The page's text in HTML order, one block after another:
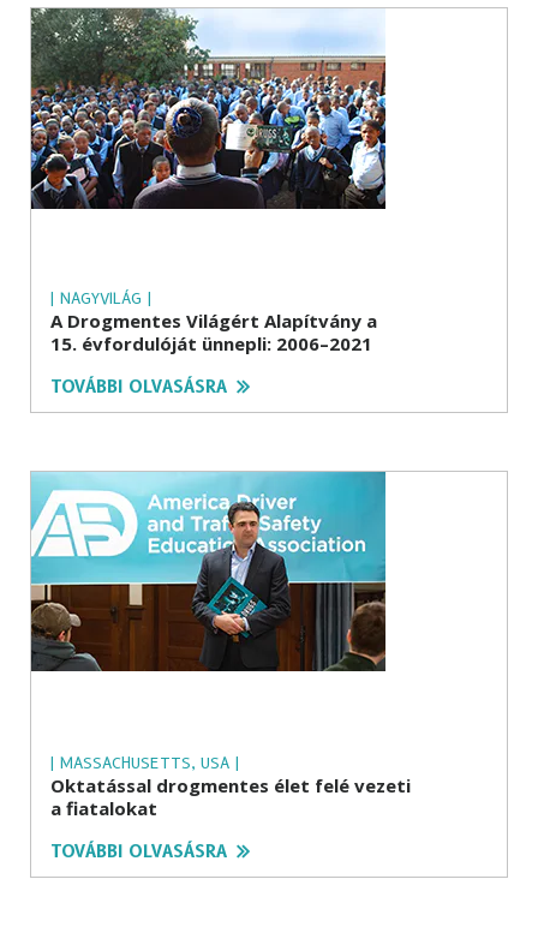
| NAGYVILÁG |
A Drogmentes Világért Alapítvány a
15. évfordulóját ünnepli: 2006–2021
TOVÁBBI OLVASÁSRA
| MASSACHUSETTS, USA |
Oktatással drogmentes élet felé vezeti
a fiatalokat
TOVÁBBI OLVASÁSRA